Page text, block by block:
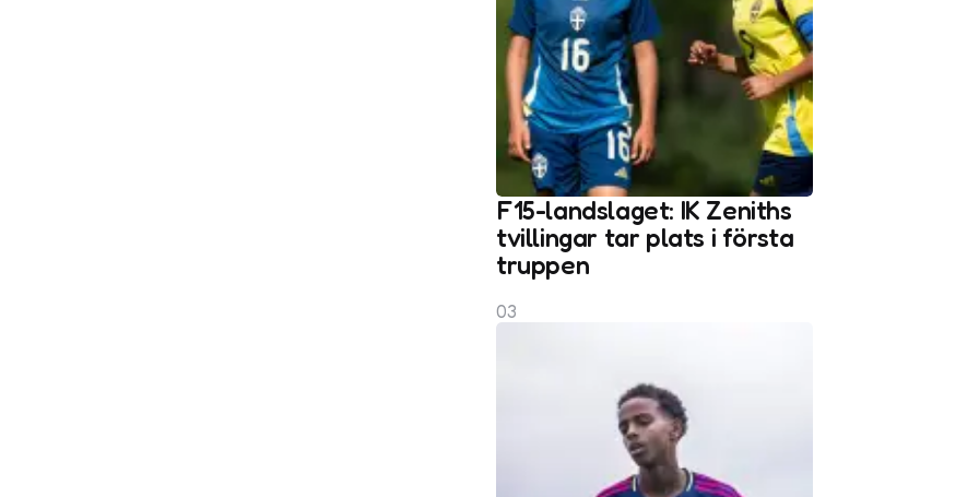
F15-landslaget: IK Zeniths
tvillingar tar plats i första
truppen
03